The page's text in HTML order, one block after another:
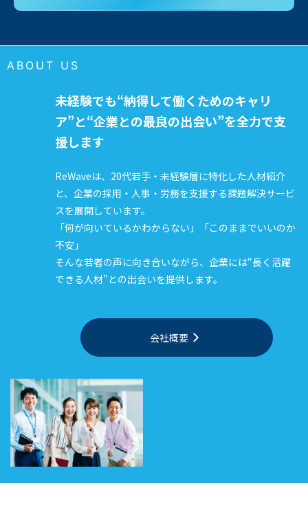
ABOUT US
未経験でも“納得して働くためのキャリ
ア”と“企業との最良の出会い”を全力で支
援します
ReWaveは、20代若手・未経験層に特化した人材紹介
と、企業の採用・人事・労務を支援する課題解決サービ
スを展開しています。
「何が向いているかわからない」「このままでいいのか
不安」
そんな若者の声に向き合いながら、企業には“長く活躍
できる人材”との出会いを提供します。
会社概要